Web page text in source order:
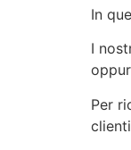
In
I
Per